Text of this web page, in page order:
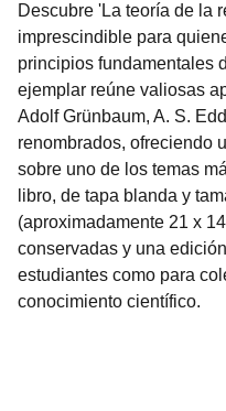
Descubre 'La teoría de la
imprescindible para
principios fundamentales
ejemplar reúne valiosas
Adolf Grünbaum, A. S.
renombrados, ofreciendo
sobre uno de los temas
libro, de tapa blanda y
(aproximadamente 21 x
conservadas y una
estudiantes como para
conocimiento científico.